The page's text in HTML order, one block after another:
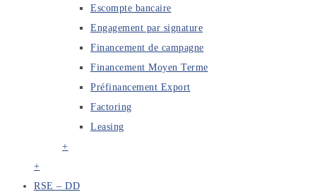
Escompte bancaire
Engagement par signature
Financement de campagne
Financement Moyen Terme
Préfinancement Export
Factoring
Leasing
+
+
RSE – DD